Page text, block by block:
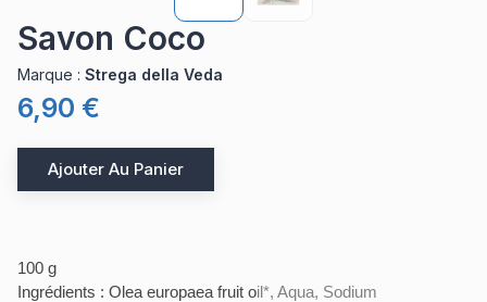
Savon Coco
Marque : Strega della Veda
6,90 €
Ajouter Au Panier
100 g
Ingrédients : Olea europaea fruit oil*, Aqua, Sodium